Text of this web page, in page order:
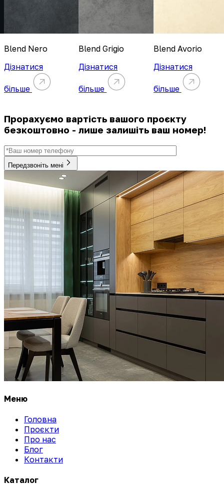
Blend Nero
Дізнатися
більше
Blend Grigio
Дізнатися
більше
Blend Avorio
Дізнатися
більше
Прорахуємо вартість вашого проєкту
безкоштовно - лише залишіть ваш номер!
Передзвоніть мені
Меню
Головна
Проєкти
Про нас
Блог
Контакти
Каталог